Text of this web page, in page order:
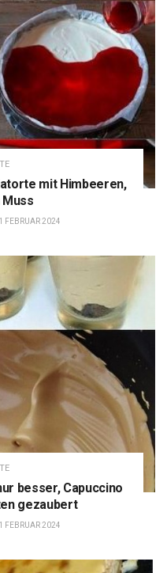
mit Himbeeren,
FEBRUAR 2024
besser, Capuccino
gezaubert
FEBRUAR 2024